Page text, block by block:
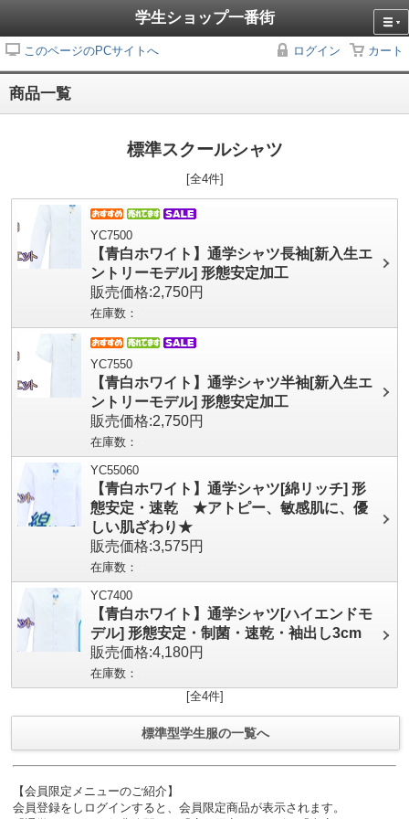
学生ショップ一番街
このページのPCサイトへ ログイン カート
商品一覧
標準スクールシャツ
[全4件]
YC7500
【青白ホワイト】通学シャツ長袖[新入生エ
ントリーモデル] 形態安定加工
販売価格:2,750円
在庫数：
YC7550
【青白ホワイト】通学シャツ半袖[新入生エ
ントリーモデル] 形態安定加工
販売価格:2,750円
在庫数：
YC55060
【青白ホワイト】通学シャツ[綿リッチ] 形
態安定・速乾 ★アトピー、敏感肌に、優
しい肌ざわり★
販売価格:3,575円
在庫数：
YC7400
【青白ホワイト】通学シャツ[ハイエンドモ
デル] 形態安定・制菌・速乾・袖出し3cm
販売価格:4,180円
在庫数：
[全4件]
標準型学生服の一覧へ
【会員限定メニューのご紹介】
会員登録をしログインすると、会員限定商品が表示されます。